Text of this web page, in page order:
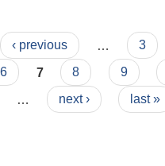
‹ previous 3
6 7 8 9
next › last »